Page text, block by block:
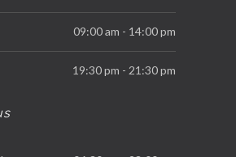
09:00 am - 14:00 pm
19:30 pm - 21:30 pm